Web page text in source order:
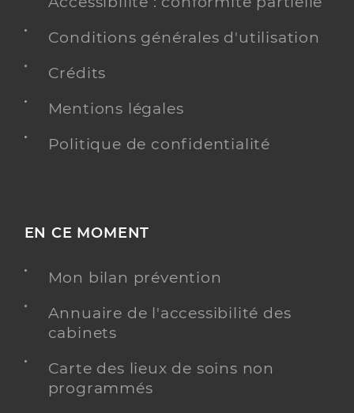
Conditions générales d'utilisation
Crédits
Mentions légales
Politique de confidentialité
EN CE MOMENT
Mon bilan prévention
Annuaire de l'accessibilité des
cabinets
Carte des lieux de soins non
programmés